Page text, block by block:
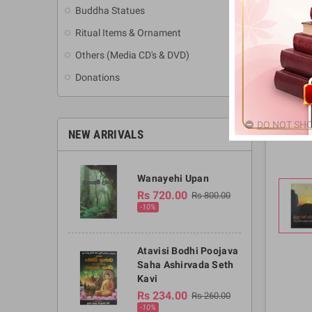
Buddha Statues
Ritual Items & Ornament
Others (Media CD's & DVD)
Donations
NEW ARRIVALS
Wanayehi Upan
Rs 720.00 Rs 800.00
-10%
Atavisi Bodhi Poojava
Saha Ashirvada Seth
Kavi
Rs 234.00 Rs 260.00
-10%
DO NOT